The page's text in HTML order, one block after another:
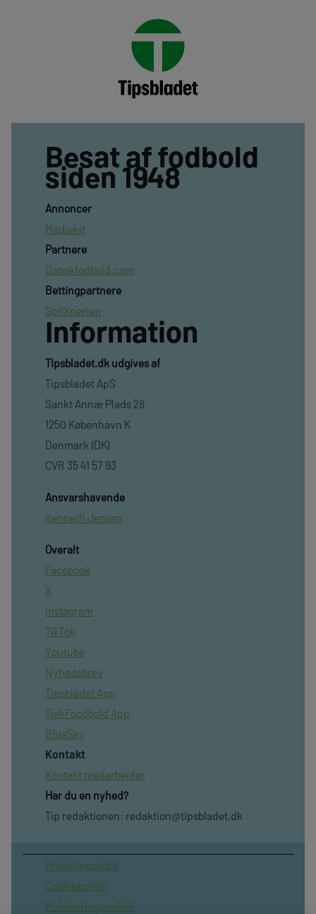
Besat af fodbold
siden 1948
Annoncer
Mediekit
Partnere
Danskfodbold.com
Bettingpartnere
SpilXperten
Information
TIpsbladet.dk udgives af
Tipsbladet ApS
Sankt Annæ Plads 28
1250 København K
Denmark (DK)
CVR 35 41 57 93
Ansvarshavende
Kenneth Jensen
Overalt
Facebook
X
Instagram
TikTok
Youtube
Nyhedsbrev
Tipsbladet App
TjekFoodbold App
BlueSky
Kontakt
Kontakt medarbejder
Har du en nyhed?
Tip redaktionen: redaktion@tipsbladet.dk
Privatilvspolitik
Cookiepolitik
Publiceringspolitik